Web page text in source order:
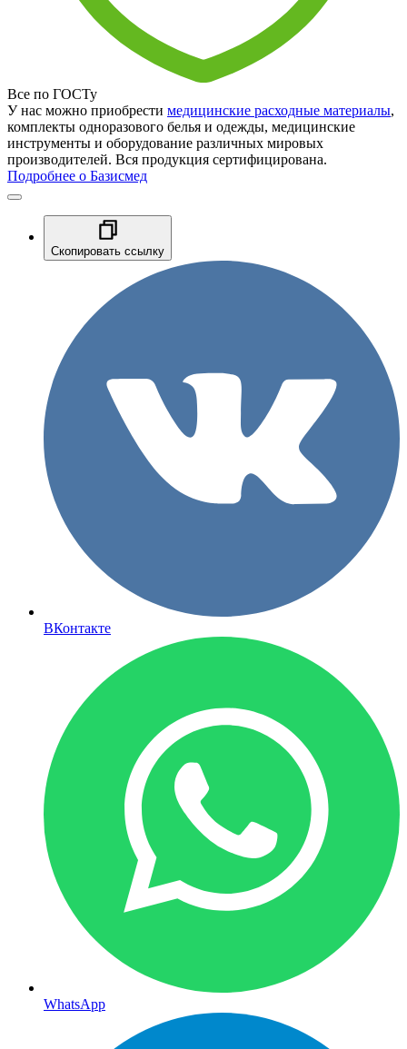
Все по ГОСТу
У нас можно приобрести медицинские расходные материалы,
комплекты одноразового белья и одежды, медицинские
инструменты и оборудование различных мировых
производителей. Вся продукция сертифицирована.
Подробнее о Базисмед
Скопировать ссылку
ВКонтакте
WhatsApp